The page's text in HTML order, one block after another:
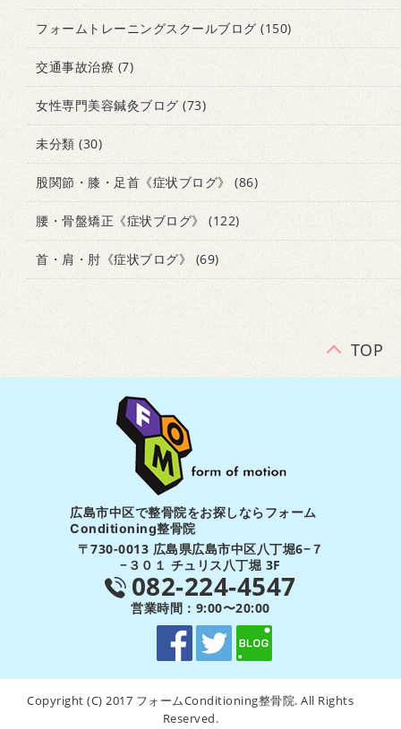
フォームトレーニングスクールブログ (150)
交通事故治療 (7)
女性専門美容鍼灸ブログ (73)
未分類 (30)
股関節・膝・足首《症状ブログ》 (86)
腰・骨盤矯正《症状ブログ》 (122)
首・肩・肘《症状ブログ》 (69)
TOP
広島市中区で整骨院をお探しならフォーム
Conditioning整骨院
〒730-0013 広島県広島市中区八丁堀6−７
−３０１ チュリス八丁堀 3F
082-224-4547
営業時間：9:00〜20:00
Copyright (C) 2017 フォームConditioning整骨院. All Rights
Reserved.